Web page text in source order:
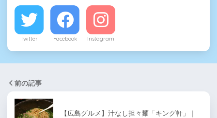
Twitter Facebook Instagram
前の記事
【広島グルメ】汁なし担々麺「キング軒」｜